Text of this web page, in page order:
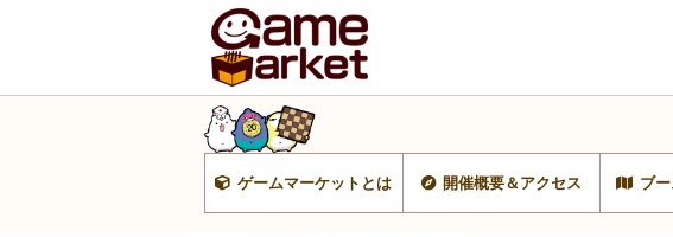
ゲームマーケットとは 開催概要＆アクセス ブ